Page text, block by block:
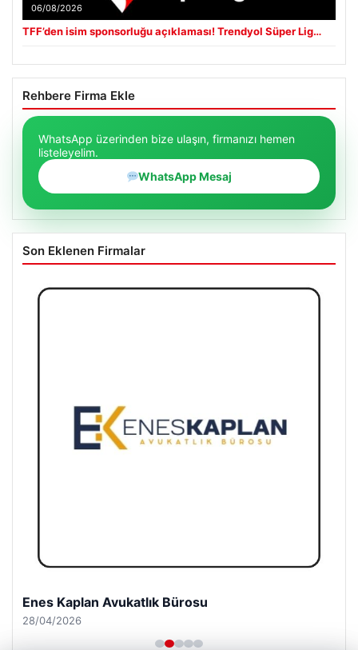
06/08/2026
TFF’den isim sponsorluğu açıklaması! Trendyol Süper Lig…
Rehbere Firma Ekle
WhatsApp üzerinden bize ulaşın, firmanızı hemen
listeleyelim.
WhatsApp Mesaj
Son Eklenen Firmalar
Enes Kaplan Avukatlık Bürosu
28/04/2026